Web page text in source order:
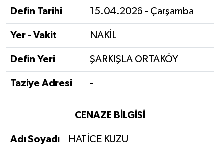
Defin Tarihi 15.04.2026 - Çarşamba
Yer - Vakit NAKİL
Defin Yeri ŞARKIŞLA ORTAKÖY
Taziye Adresi -
CENAZE BİLGİSİ
Adı Soyadı HATİCE KUZU